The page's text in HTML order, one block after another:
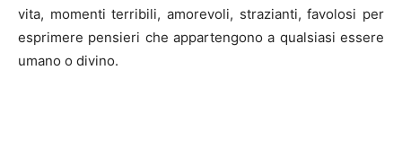
vita, momenti terribili, amorevoli, strazianti, favolosi per
esprimere pensieri che appartengono a qualsiasi essere
umano o divino.